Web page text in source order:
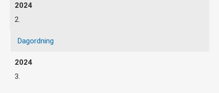
2.
Dagordning
3.